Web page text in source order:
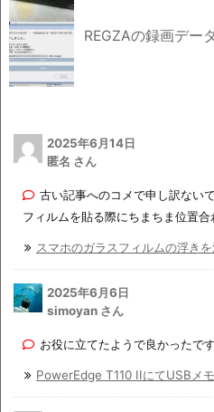
REGZAの録画デー
2025年6月14日
匿名 さん
古い記事へのコメで申し訳ない
フィルムを貼る際にちまちま位置
スマホのガラスフィルムの浮き
2025年6月6日
simoyan さん
お役に立てたようで良かったです
PowerEdge T110 IIにてUSBメ